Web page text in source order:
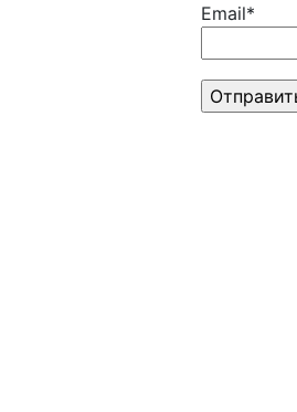
Email*